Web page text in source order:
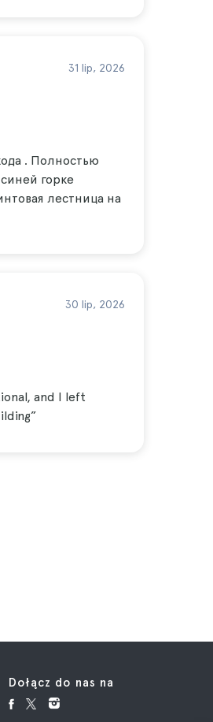
31 lip, 2026
. Полностью
горке
лестница на
30 lip, 2026
and I left
Dołącz do nas na